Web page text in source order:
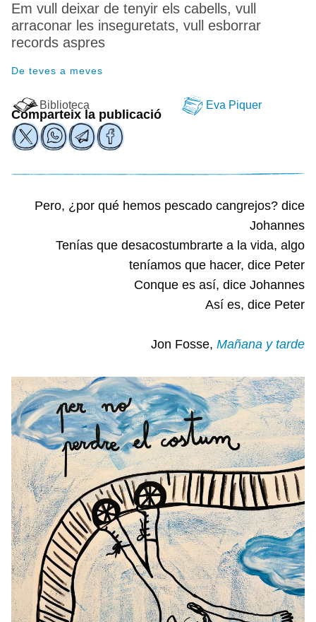
Em vull deixar de tenyir els cabells, vull
arraconar les inseguretats, vull esborrar
records aspres
De teves a meves
Biblioteca Eva Piquer
Comparteix la publicació
Pero, ¿por qué hemos pescado cangrejos? dice
Johannes
Tenías que desacostumbrarte a la vida, algo
teníamos que hacer, dice Peter
Conque es así, dice Johannes
Así es, dice Peter
Jon Fosse, Mañana y tarde